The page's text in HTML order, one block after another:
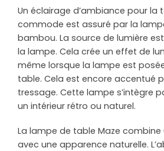
Un éclairage d’ambiance pour la
commode est assuré par la
bambou. La source de lumière
la lampe. Cela crée un effet de
même lorsque la lampe est
table. Cela est encore accentué
tressage. Cette lampe s’intègre
un intérieur rétro ou naturel.
La lampe de table Maze combine
avec une apparence naturelle.